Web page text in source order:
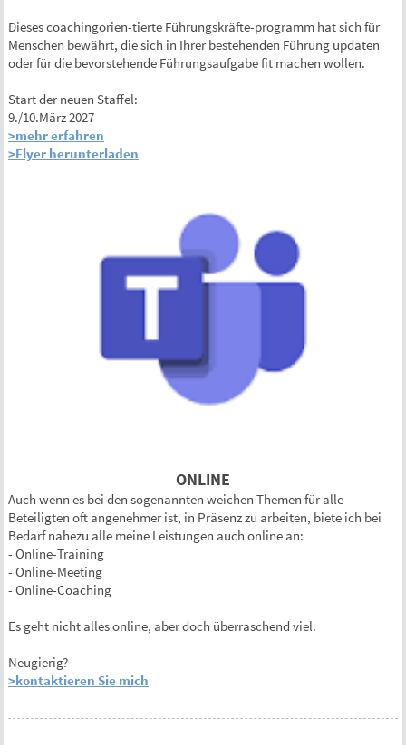
Dieses coachingorien-tierte Führungskräfte-programm hat sich für
Menschen bewährt, die sich in Ihrer bestehenden Führung updaten
oder für die bevorstehende Führungsaufgabe fit machen wollen.
Start der neuen Staffel:
9./10.März 2027
>mehr erfahren
>Flyer herunterladen
ONLINE
Auch wenn es bei den sogenannten weichen Themen für alle
Beteiligten oft angenehmer ist, in Präsenz zu arbeiten, biete ich bei
Bedarf nahezu alle meine Leistungen auch online an:
- Online-Training
- Online-Meeting
- Online-Coaching
Es geht nicht alles online, aber doch überraschend viel.
Neugierig?
>kontaktieren Sie mich